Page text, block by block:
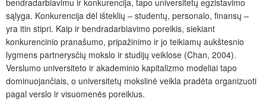
sąlyga. Konkurencija dėl išteklių – studentų, personalo, finansų –
yra itin stipri. Kaip ir bendradarbiavimo poreikis, siekiant
konkurencinio pranašumo, pripažinimo ir jo teikiamų aukštesnio
lygmens partnerysčių mokslo ir studijų veiklose (Chan, 2004).
Verslumo universiteto ir akademinio kapitalizmo modeliai tapo
dominuojančiais, o universitetų mokslinė veikla pradėta organizuoti
pagal verslo ir visuomenės poreikius.